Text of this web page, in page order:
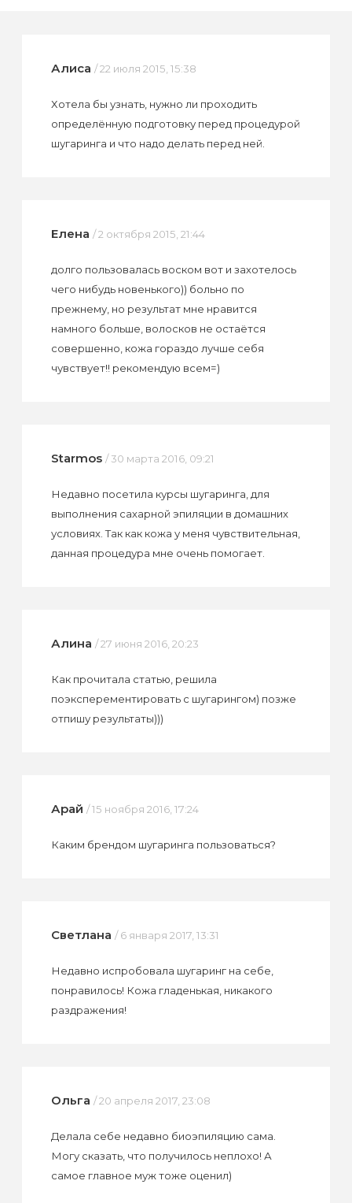
Алиса / 22 июля 2015, 15:38
Хотела бы узнать, нужно ли проходить
определённую подготовку перед процедурой
шугаринга и что надо делать перед ней.
Елена / 2 октября 2015, 21:44
долго пользовалась воском вот и захотелось
чего нибудь новенького)) больно по
прежнему, но результат мне нравится
намного больше, волосков не остаётся
совершенно, кожа гораздо лучше себя
чувствует!! рекомендую всем=)
Starmos / 30 марта 2016, 09:21
Недавно посетила курсы шугаринга, для
выполнения сахарной эпиляции в домашних
условиях. Так как кожа у меня чувствительная,
данная процедура мне очень помогает.
Алина / 27 июня 2016, 20:23
Как прочитала статью, решила
поэксперементировать с шугарингом) позже
отпишу результаты)))
Арай / 15 ноября 2016, 17:24
Каким брендом шугаринга пользоваться?
Светлана / 6 января 2017, 13:31
Недавно испробовала шугаринг на себе,
понравилось! Кожа гладенькая, никакого
раздражения!
Ольга / 20 апреля 2017, 23:08
Делала себе недавно биоэпиляцию сама.
Могу сказать, что получилось неплохо! А
самое главное муж тоже оценил)